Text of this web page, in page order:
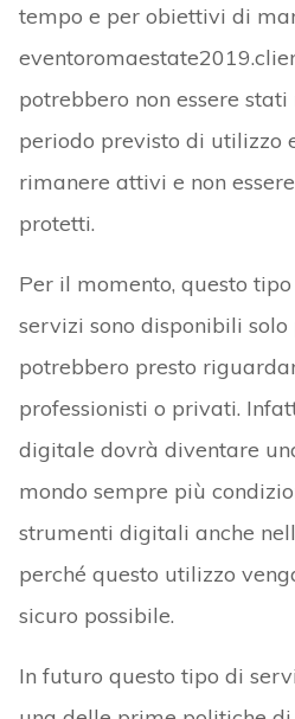
tempo e per obiettivi di
potrebbero non essere
periodo previsto di utilizzo
rimanere attivi e non
protetti.
Per il momento, questo
servizi sono disponibili
potrebbero presto
professionisti o privati.
digitale dovrà diventare
mondo sempre più
strumenti digitali anche
perché questo utilizzo
sicuro possibile.
In futuro questo tipo di